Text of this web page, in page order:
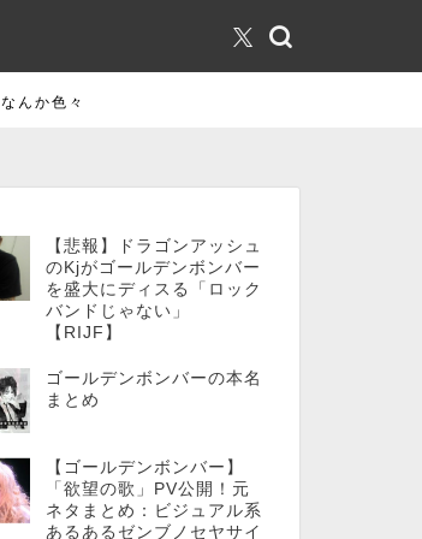
なんか色々
【悲報】ドラゴンアッシュ
のKjがゴールデンボンバー
を盛大にディスる「ロック
バンドじゃない」
【RIJF】
ゴールデンボンバーの本名
まとめ
【ゴールデンボンバー】
「欲望の歌」PV公開！元
ネタまとめ：ビジュアル系
あるあるゼンブノセヤサイ